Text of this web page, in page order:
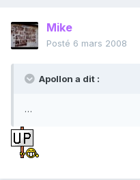
Mike
Posté 6 mars 2008
Apollon a dit :
…